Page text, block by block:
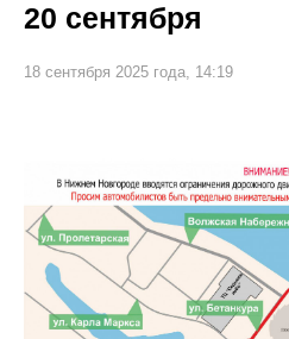
20 сентября
18 сентября 2025 года, 14:19